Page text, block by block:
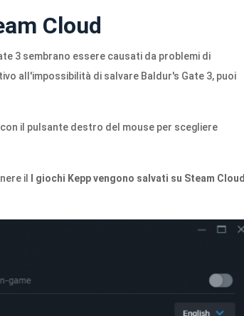
Cloud
3 sembrano essere causati da problemi di
all'impossibilità di salvare Baldur's Gate 3, puoi
il pulsante destro del mouse per scegliere
il
I giochi Kepp vengono salvati su Steam Cloud